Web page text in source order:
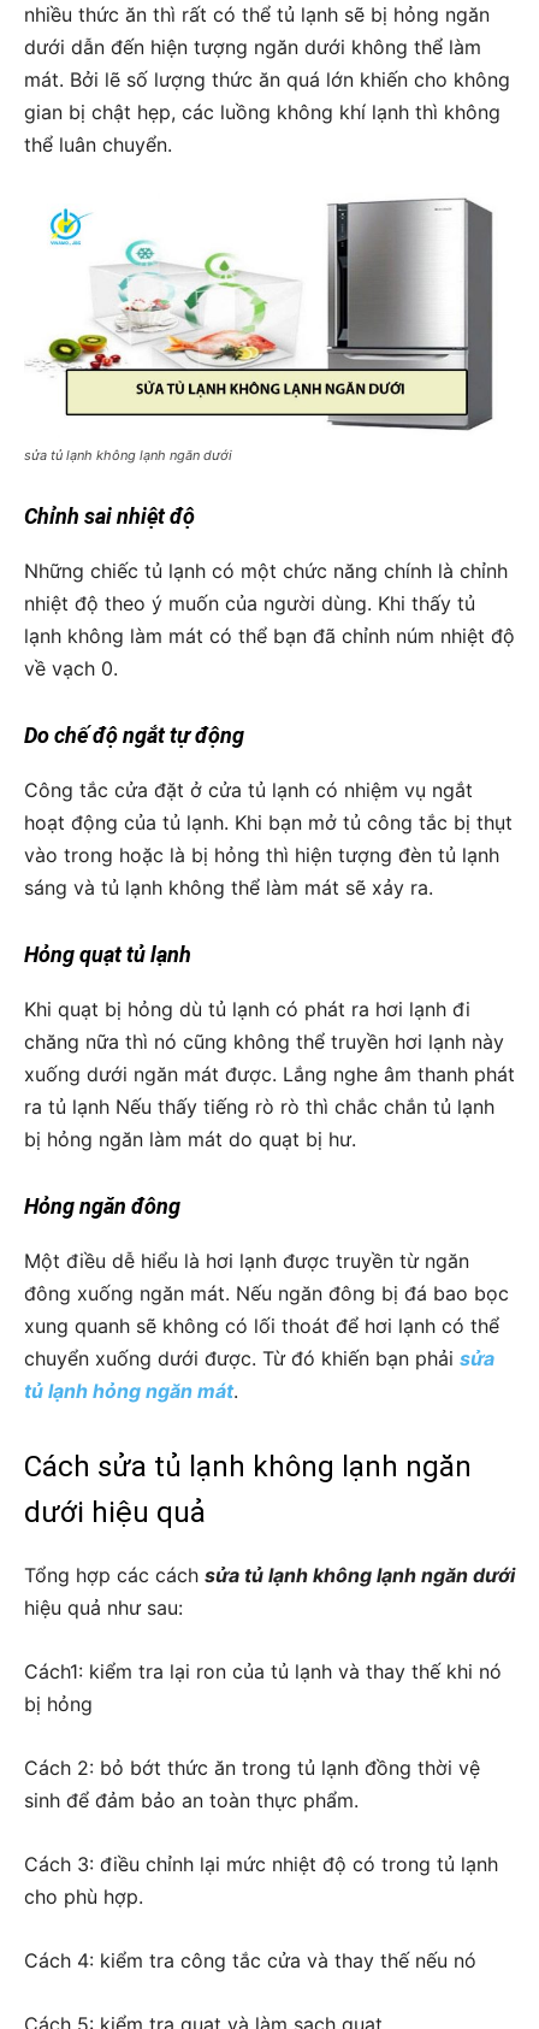
nhiều thức ăn thì rất có thể tủ lạnh sẽ bị hỏng ngăn
dưới dẫn đến hiện tượng ngăn dưới không thể làm
mát. Bởi lẽ số lượng thức ăn quá lớn khiến cho không
gian bị chật hẹp, các luồng không khí lạnh thì không
thể luân chuyển.
sửa tủ lạnh không lạnh ngăn dưới
Chỉnh sai nhiệt độ
Những chiếc tủ lạnh có một chức năng chính là chỉnh
nhiệt độ theo ý muốn của người dùng. Khi thấy tủ
lạnh không làm mát có thể bạn đã chỉnh núm nhiệt độ
về vạch 0.
Do chế độ ngắt tự động
Công tắc cửa đặt ở cửa tủ lạnh có nhiệm vụ ngắt
hoạt động của tủ lạnh. Khi bạn mở tủ công tắc bị thụt
vào trong hoặc là bị hỏng thì hiện tượng đèn tủ lạnh
sáng và tủ lạnh không thể làm mát sẽ xảy ra.
Hỏng quạt tủ lạnh
Khi quạt bị hỏng dù tủ lạnh có phát ra hơi lạnh đi
chăng nữa thì nó cũng không thể truyền hơi lạnh này
xuống dưới ngăn mát được. Lắng nghe âm thanh phát
ra tủ lạnh Nếu thấy tiếng rò rò thì chắc chắn tủ lạnh
bị hỏng ngăn làm mát do quạt bị hư.
Hỏng ngăn đông
Một điều dễ hiểu là hơi lạnh được truyền từ ngăn
đông xuống ngăn mát. Nếu ngăn đông bị đá bao bọc
xung quanh sẽ không có lối thoát để hơi lạnh có thể
chuyển xuống dưới được. Từ đó khiến bạn phải sửa
tủ lạnh hỏng ngăn mát.
Cách sửa tủ lạnh không lạnh ngăn
dưới hiệu quả
Tổng hợp các cách sửa tủ lạnh không lạnh ngăn dưới
hiệu quả như sau:
Cách1: kiểm tra lại ron của tủ lạnh và thay thế khi nó
bị hỏng
Cách 2: bỏ bớt thức ăn trong tủ lạnh đồng thời vệ
sinh để đảm bảo an toàn thực phẩm.
Cách 3: điều chỉnh lại mức nhiệt độ có trong tủ lạnh
cho phù hợp.
Cách 4: kiểm tra công tắc cửa và thay thế nếu nó
Cách 5: kiểm tra quạt và làm sạch quạt